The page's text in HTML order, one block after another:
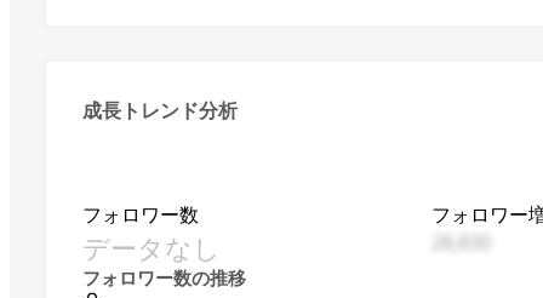
成長トレンド分析
フォロワー数
データなし
フォロワー
フォロワー数の推移